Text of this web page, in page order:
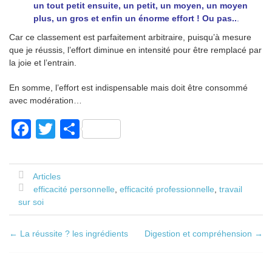
un tout petit ensuite, un petit, un moyen, un moyen
plus, un gros et enfin un énorme effort ! Ou pas..
Car ce classement est parfaitement arbitraire, puisqu’à mesure
que je réussis, l’effort diminue en intensité pour être remplacé par
la joie et l’entrain.
En somme, l’effort est indispensable mais doit être consommé
avec modération…
F
c
e
b
o
T
tt
er
P
ta
g
Articles
efficacité personnelle efficacité professionnelle travail
sur soi
Poste navigation
← La réussite ? les ingrédients Digestion et compréhension →